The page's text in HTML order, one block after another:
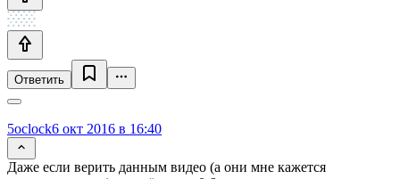
Ответить
5oclock6 окт 2016 в 16:40
Даже если верить данным видео (а они мне кажется